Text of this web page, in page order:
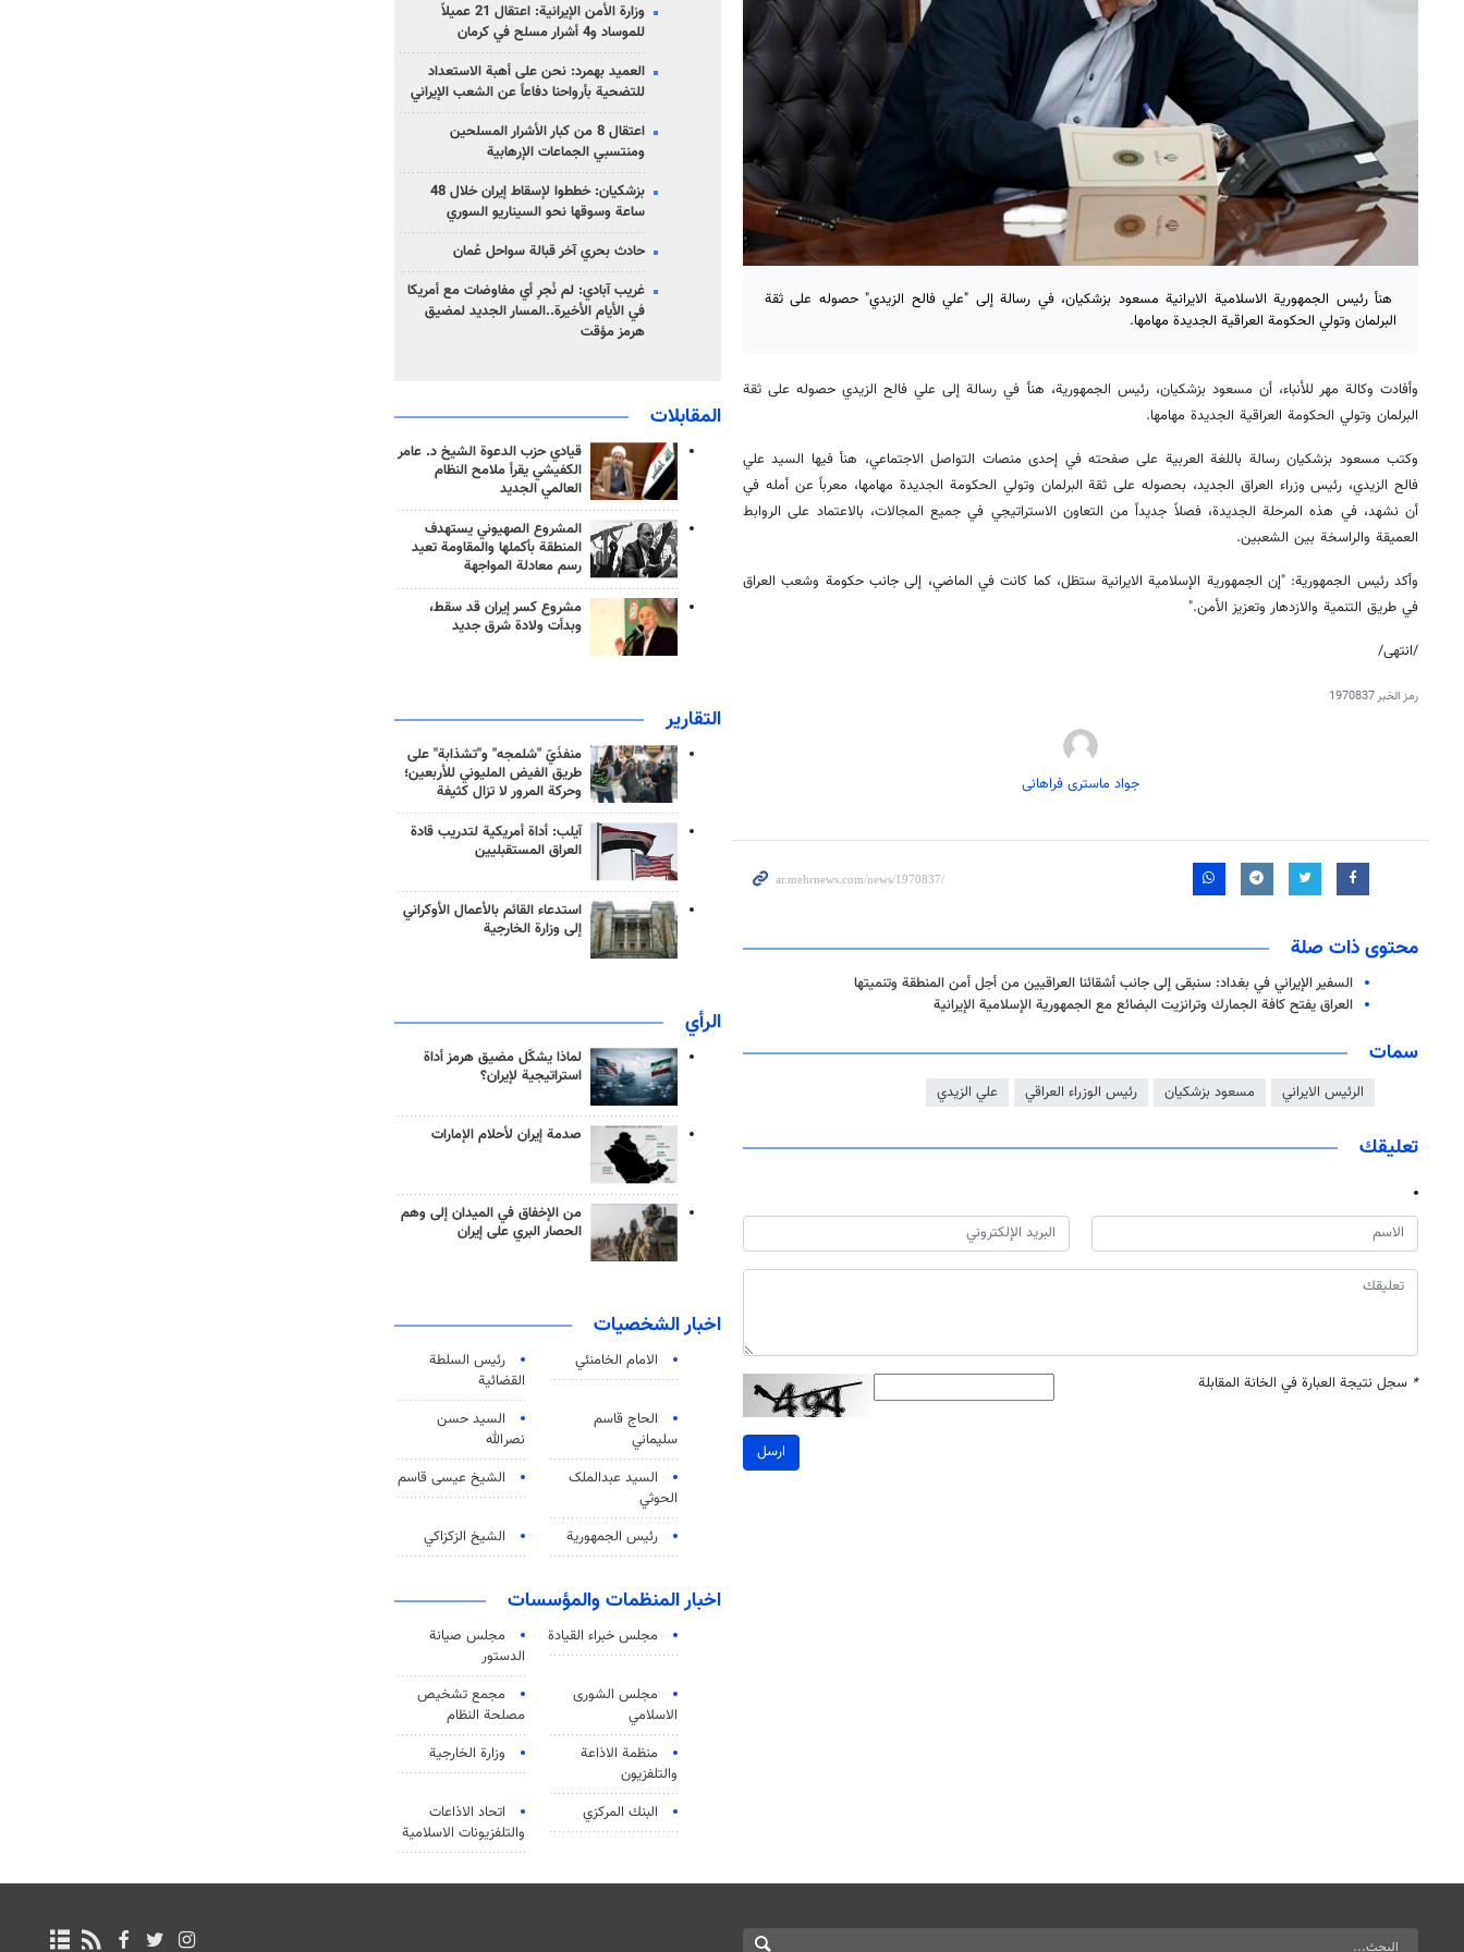
هنأ رئيس الجمهورية الاسلامية الايرانية مسعود بزشكيان، في رسالة إلى "علي فالح الزيدي" حصوله على ثقة
البرلمان وتولي الحكومة العراقية الجديدة مهامها.
وأفادت وكالة مهر للأنباء، أن مسعود بزشكيان، رئيس الجمهورية، هنأ في رسالة إلى علي فالح الزيدي حصوله على ثقة
البرلمان وتولي الحكومة العراقية الجديدة مهامها.
وكتب مسعود بزشكيان رسالة باللغة العربية على صفحته في إحدى منصات التواصل الاجتماعي، هنأ فيها السيد علي
فالح الزيدي، رئيس وزراء العراق الجديد، بحصوله على ثقة البرلمان وتولي الحكومة الجديدة مهامها، معرباً عن أمله في
أن نشهد، في هذه المرحلة الجديدة، فصلاً جديداً من التعاون الاستراتيجي في جميع المجالات، بالاعتماد على الروابط
العميقة والراسخة بين الشعبين.
وأكد رئيس الجمهورية: "إن الجمهورية الإسلامية الايرانية ستظل، كما كانت في الماضي، إلى جانب حكومة وشعب العراق
في طريق التنمية والازدهار وتعزيز الأمن."
/انتهى/
رمز الخبر1970837
جواد ماستری فراهانی
محتوى ذات صلة
السفير الإيراني في بغداد: سنبقى إلى جانب أشقائنا العراقيين من أجل أمن المنطقة وتنميتها
العراق يفتح كافة الجمارك وترانزيت البضائع مع الجمهورية الإسلامية الإيرانية
سمات
الرئيس الايراني مسعود بزشكيان رئيس الوزراء العراقي علي الزيدي
تعليقك
* سجل نتيجة العبارة في الخانة المقابلة
ارسل
وزارة الأمن الإيرانية: اعتقال 21 عميلاً
للموساد و4 أشرار مسلح في كرمان
العميد بهمرد: نحن على أهبة الاستعداد
للتضحية بأرواحنا دفاعاً عن الشعب الإيراني
اعتقال 8 من كبار الأشرار المسلحين
ومنتسبي الجماعات الإرهابية
بزشكيان: خططوا لإسقاط إيران خلال 48
ساعة وسوقها نحو السيناريو السوري
حادث بحري آخر قبالة سواحل عُمان
غريب آبادي: لم نُجرِ أي مفاوضات مع أمريكا
في الأيام الأخيرة..المسار الجديد لمضيق
هرمز مؤقت
المقابلات
قيادي حزب الدعوة الشيخ د. عامر
الكفيشي يقرأ ملامح النظام
العالمي الجديد
المشروع الصهيوني يستهدف
المنطقة بأكملها والمقاومة تعيد
رسم معادلة المواجهة
مشروع كسر إيران قد سقط،
وبدأت ولادة شرق جديد
التقارير
منفذَيّ "شلمجه" و"تشذابة" على
طريق الفيض المليوني للأربعين؛
وحركة المرور لا تزال كثيفة
آيلب: أداة أمريكية لتدريب قادة
العراق المستقبليين
استدعاء القائم بالأعمال الأوكراني
إلى وزارة الخارجية
الرأي
لماذا يشكّل مضيق هرمز أداة
استراتيجية لإيران؟
صدمة إيران لأحلام الإمارات
من الإخفاق في الميدان إلى وهم
الحصار البري على إيران
اخبار الشخصيات
الامام الخامنئي
رئیس السلطة
القضائیة
الحاج قاسم
سليماني
السيد حسن
نصرالله
السید عبدالملک
الحوثي
الشيخ عيسى قاسم
رئيس الجمهورية الشيخ الزكزاكي
اخبار المنظمات والمؤسسات
مجلس خبراء القيادة
مجلس صيانة
الدستور
مجلس الشورى
الاسلامي
مجمع تشخيص
مصلحة النظام
منظمة الاذاعة
والتلفزیون
وزارة الخارجية
البنك المركزي
اتحاد الاذاعات
والتلفزيونات الاسلامية